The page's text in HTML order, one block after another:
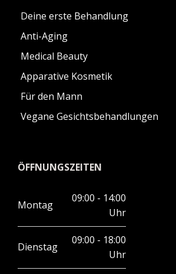
Deine erste Behandlung
Anti-Aging
Medical Beauty
Apparative Kosmetik
Für den Mann
Vegane Gesichtsbehandlungen
ÖFFNUNGSZEITEN
Montag
09:00 - 14:00
Uhr
Dienstag
09:00 - 18:00
Uhr